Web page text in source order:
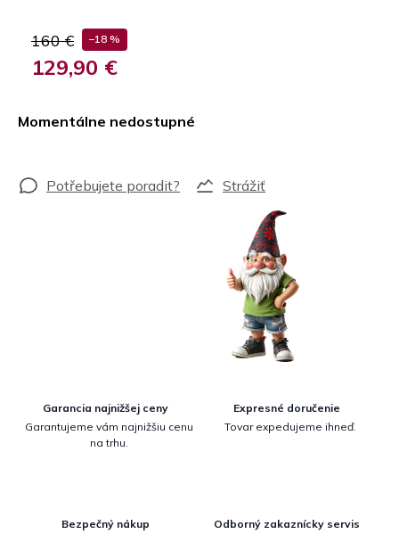
160 € –18 %
129,90 €
Momentálne nedostupné
Strážiť
Garancia najnižšej ceny
Garantujeme vám najnižšiu cenu
na trhu.
Expresné doručenie
Tovar expedujeme ihneď.
Bezpečný nákup
Odborný zakaznícky servis